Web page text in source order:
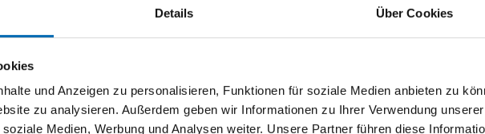
Details Über Cookies
und Anzeigen zu personalisieren, Funktionen für soziale Medien anbieten zu
zu analysieren. Außerdem geben wir Informationen zu Ihrer Verwendung unserer
Medien, Werbung und Analysen weiter. Unsere Partner führen diese
EN 204, Beanspruchungsgruppe D3,
Dosieren, wiederverschließbar,
von Nut- und Feder bei der